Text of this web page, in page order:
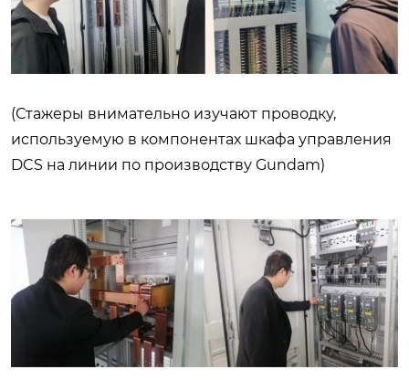
(Стажеры внимательно изучают проводку,
используемую в компонентах шкафа управления
DCS на линии по производству Gundam)